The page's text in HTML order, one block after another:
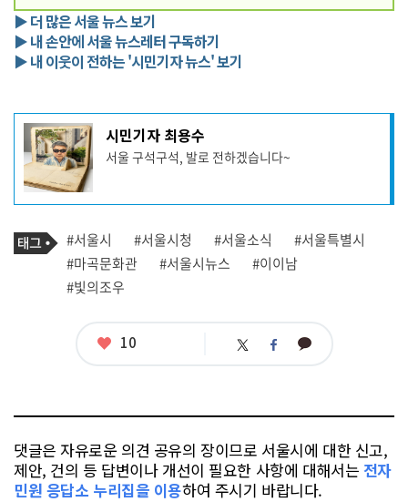
▶ 더 많은 서울 뉴스 보기
▶ 내 손안에 서울 뉴스레터 구독하기
▶ 내 이웃이 전하는 '시민기자 뉴스' 보기
기
사
작
성
자
프
필
시민기자 최용수
서울 구석구석, 발로 전하겠습니다~
기
사
관
련
태
태
그
#서울시 #서울시청 #서울소식
#서울특별시
#마곡문화관
#서울시뉴스
#이이남
#빛의조우
좋
10 트 페 카
댓글은 자유로운 의견 공유의 장이므로 서울시에 대한 신고,
제안, 건의 등 답변이나 개선이 필요한 사항에 대해서는 전자
민원 응답소 누리집을 이용하여 주시기 바랍니다.